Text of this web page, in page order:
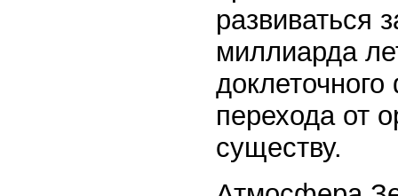
развиваться
миллиарда
перехода от
существу.